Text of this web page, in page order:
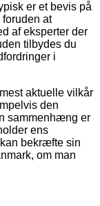
er et bevis på
at
af eksperter der
tilbydes du
i
aktuelle vilkår
den
sammenhæng er
ens
bekræfte sin
om man